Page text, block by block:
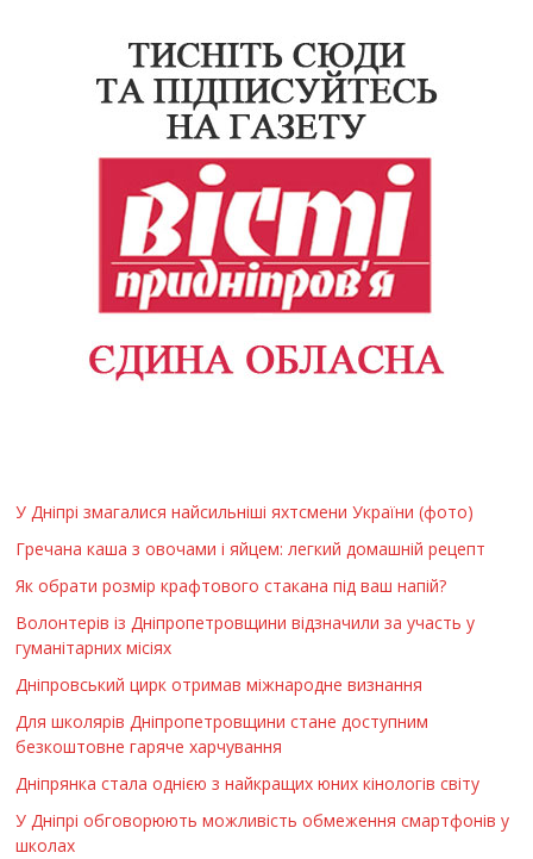
У Дніпрі змагалися найсильніші яхтсмени України (фото)
Гречана каша з овочами і яйцем: легкий домашній рецепт
Як обрати розмір крафтового стакана під ваш напій?
Волонтерів із Дніпропетровщини відзначили за участь у
гуманітарних місіях
Дніпровський цирк отримав міжнародне визнання
Для школярів Дніпропетровщини стане доступним
безкоштовне гаряче харчування
Дніпрянка стала однією з найкращих юних кінологів світу
У Дніпрі обговорюють можливість обмеження смартфонів у
школах